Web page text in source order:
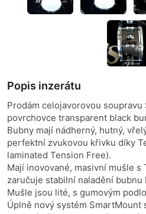
Popis inzerátu
Prodám celojavorovou soupravu
povrchovce transparent black
Bubny mají nádherný, hutný,
perfektní zvukovou křivku díky
laminated Tension Free).
Mají inovované, masivní mušle
zaručuje stabilní naladění
Mušle jsou lité, s gumovým
Úplně nový systém